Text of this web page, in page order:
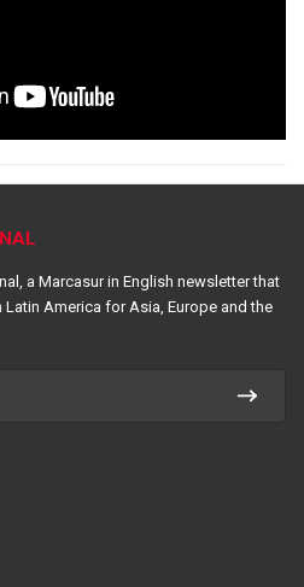
a Marcasur in English newsletter that
America for Asia, Europe and the